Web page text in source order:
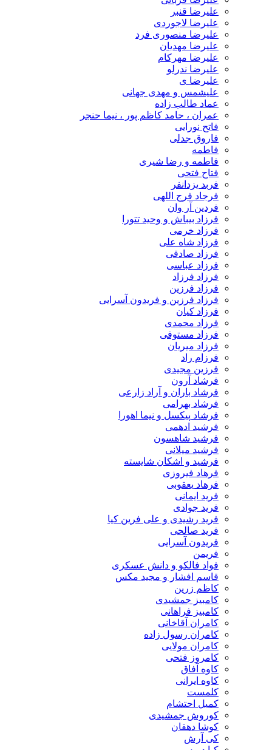
علیرضا قنبر
علیرضا لاجوردی
علیرضا منصوری فرد
علیرضا مهدیان
علیرضا مهرکام
علیرضا ندرلو
علیرضا ی
علیشمس و مهدی جهانی
عماد طالب زاده
عمران ، حامد کاظم پور ، نیما حنجر
فاتح نورایی
فاروق جدلی
فاطمه
فاطمه و رضا شیری
فتاح فتحی
فربد یزدانفر
فرجاد فرج اللهی
فردین آر وان
فرزاد بیباش و وحید تتورا
فرزاد خرمی
فرزاد شاه علی
فرزاد صادقی
فرزاد عباسی
فرزاد فرزاد
فرزاد فرزین
فرزاد فرزین و فریدون آسرایی
فرزاد کیان
فرزاد محمدی
فرزاد مستوفی
فرزاد میریان
فرزام راد
فرزین مجیدی
فرشاد آرون
فرشاد باران و آراد زارعی
فرشاد بهرامی
فرشاد پیکسل و نیما اهورا
فرشید ادهمی
فرشید شاهسون
فرشید میلانی
فرشید و اشکان شایسته
فرهاد فیروزی
فرهاد یعقوبی
فرید ایمانی
فرید جوادی
فرید رشیدی و علی فرین کیا
فرید صالحی
فریدون آسرایی
فریمن
فواد فالکو و دانش عسکری
قاسم افشار و مجید مکس
کاظم زرین
کامبیز جمشیدی
کامبیز فراهانی
کامران آقاخانی
کامران رسول زاده
کامران مولایی
کامروز فتحی
کاوه آفاق
کاوه ایرانی
کلمست
کمیل احتشام
کوروش جمشیدی
کوشا دهقان
کی آرش